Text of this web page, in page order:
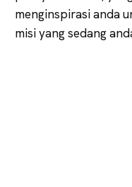
menginspirasi anda
misi yang sedang